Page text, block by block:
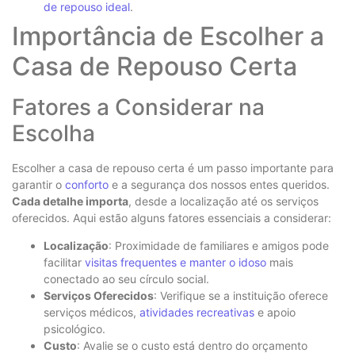
de repouso ideal.
Importância de Escolher a
Casa de Repouso Certa
Fatores a Considerar na
Escolha
Escolher a casa de repouso certa é um passo importante para
garantir o conforto e a segurança dos nossos entes queridos.
Cada detalhe importa, desde a localização até os serviços
oferecidos. Aqui estão alguns fatores essenciais a considerar:
Localização: Proximidade de familiares e amigos pode
facilitar visitas frequentes e manter o idoso mais
conectado ao seu círculo social.
Serviços Oferecidos: Verifique se a instituição oferece
serviços médicos, atividades recreativas e apoio
psicológico.
Custo: Avalie se o custo está dentro do orçamento